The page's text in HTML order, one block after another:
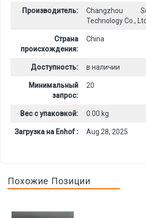
Производитель:
Changzhou
Technology Co.,
Страна
происхождения:
China
Доступность: в наличии
Минимальный
запрос:
20
Вес с упаковкой: 0.00 kg
Загрузка на Enhof : Aug 28, 2025
Похожие Позиции